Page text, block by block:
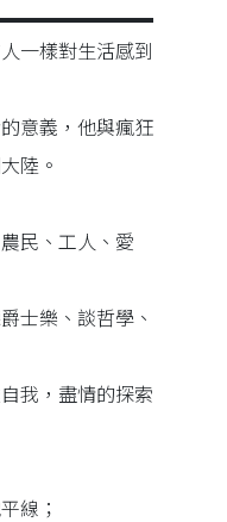
一樣對生活感到
意義，他與瘋狂
陸。
民、工人、愛
士樂、談哲學、
我，盡情的探索
線；